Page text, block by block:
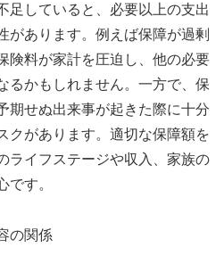
していると、必要以上の支出
があります。例えば保障が過剰
険料が家計を圧迫し、他の必要
るかもしれません。一方で、保
期せぬ出来事が起きた際に十分
クがあります。適切な保障額を
ライフステージや収入、家族の
です。
の関係